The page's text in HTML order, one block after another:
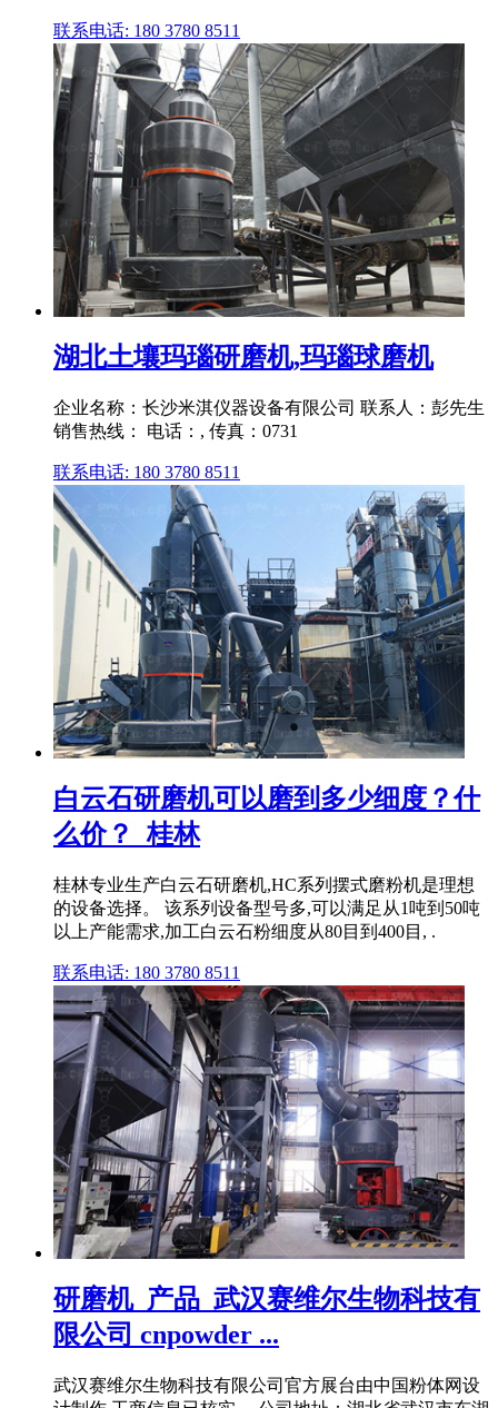
联系电话: 180 3780 8511
湖北土壤玛瑙研磨机,玛瑙球磨机
企业名称：长沙米淇仪器设备有限公司 联系人：彭先生
销售热线： 电话：, 传真：0731
联系电话: 180 3780 8511
白云石研磨机可以磨到多少细度？什
么价？_桂林
桂林专业生产白云石研磨机,HC系列摆式磨粉机是理想
的设备选择。 该系列设备型号多,可以满足从1吨到50吨
以上产能需求,加工白云石粉细度从80目到400目, .
联系电话: 180 3780 8511
研磨机_产品_武汉赛维尔生物科技有
限公司 cnpowder ...
武汉赛维尔生物科技有限公司官方展台由中国粉体网设